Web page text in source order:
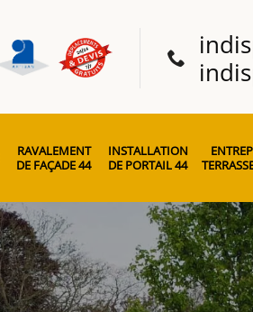
RAVALEMENT
DE FAÇADE 44
INSTALLATION
DE PORTAIL 44